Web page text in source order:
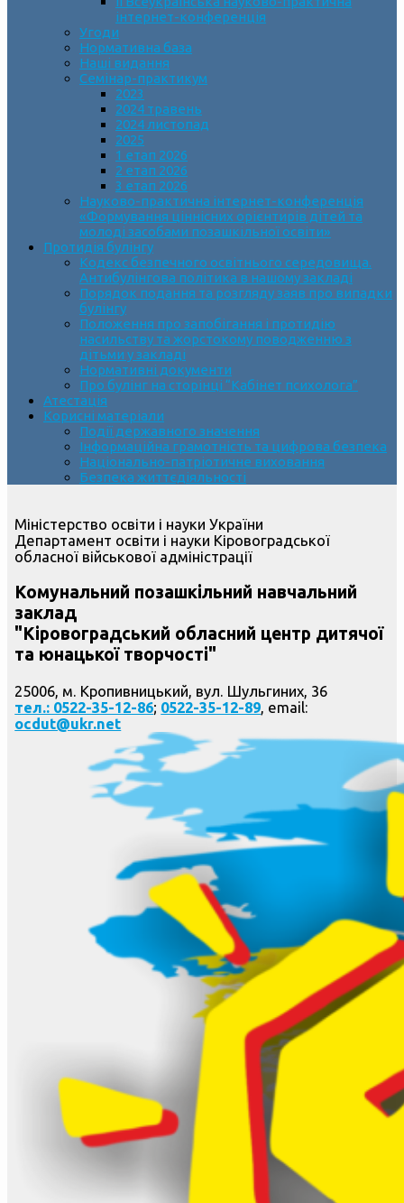
інтернет-конференція
Угоди
Нормативна база
Наші видання
Семінар-практикум
2023
2024 травень
2024 листопад
2025
1 етап 2026
2 етап 2026
3 етап 2026
Науково-практична інтернет-конференція
«Формування ціннісних орієнтирів дітей та
молоді засобами позашкільної освіти»
Протидія булінгу
Кодекс безпечного освітнього середовища.
Антибулінгова політика в нашому закладі
Порядок подання та розгляду заяв про випадки
булінгу
Положення про запобігання і протидію
насильству та жорстокому поводженню з
дітьми у закладі
Нормативні документи
Про булінг на сторінці “Кабінет психолога”
Атестація
Корисні матеріали
Події державного значення
Інформаційна грамотність та цифрова безпека
Національно-патріотичне виховання
Безпека життєдіяльності
Міністерство освіти і науки України
Департамент освіти і науки Кіровоградської
обласної військової адміністрації
Комунальний позашкільний навчальний
заклад
"Кіровоградський обласний центр дитячої
та юнацької творчості"
25006, м. Кропивницький, вул. Шульгиних, 36
тел.: 0522-35-12-86; 0522-35-12-89, email:
ocdut@ukr.net